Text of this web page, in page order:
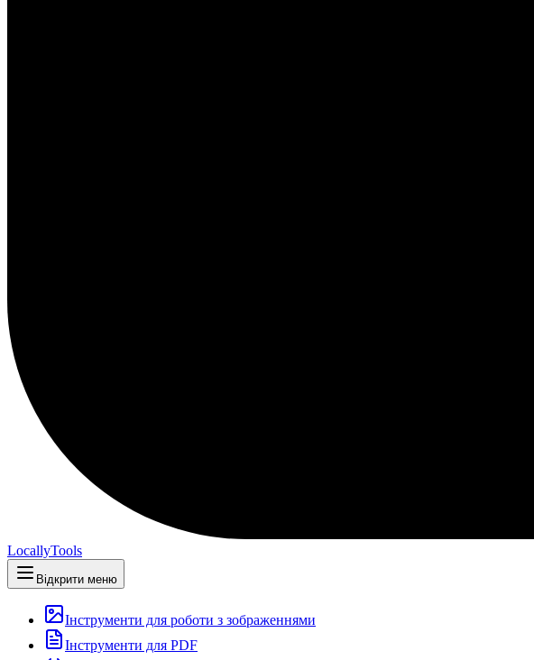
LocallyTools
Відкрити меню
Інструменти для роботи з зображеннями
Інструменти для PDF